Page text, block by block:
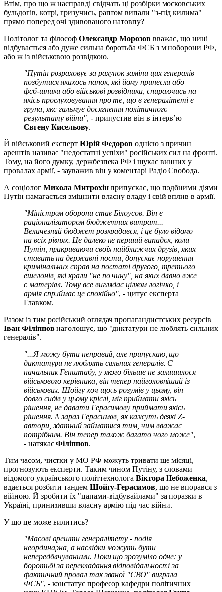
Втім, про що ж насправді свідчать ці розбірки московських
бульдогів, котрі, гризучись, раптом випали "з-під килима"
прямо поперед очі здивованого натовпу?
Політолог та філософ Олександр Морозов вважає, що нині
відбувається або дуже сильна боротьба ФСБ з міноборони РФ,
або ж із військовою розвідкою.
"Путін розраховує за рахунок заміни цих генералів
позбутися якихось папок, які йому принесли або
фсб-шники або військові розвідники, спираючись на
якісь прослуховування про те, що в генералітеті є
група, яка гальмує досягнення політичного
результату війни", - припустив він в інтерв’ю
Євгену Кисельову.
Й військовий експерт Юрій Федоров однією з причин
арештів називає "недостатні успіхи" російських сил на фронті.
Тому, на його думку, держбезпека РФ і шукає винних у
провалах армії, - зауважив він у коментарі Радіо Свобода.
А соціолог Микола Митрохін припускає, що подбними діями
Путін намагається зміцнити власну владу і свій вплив в армії.
"Міністром оборони став Білоусов. Він є
раціоналізатором бюджетних витрат...
Величезний бюджет розкрадався, і це було відомо
на всіх рівнях. Це далеко не перший випадок, коли
Путін, прикриваючи своїх найближчих друзів, яких
ставить на державні пости, допускає порушення
кримінальних справ на постаті другого, третього
ешелонів, які крали "не по чину", на яких давно вже
є матеріал. Тому все виглядає цілком логічно, і
армія сприймає це спокійно", - цитує експерта
Главком.
Разом із тим російський оглядач пропагандистських ресурсів
Іван Філіппов наголошує, що "диктатури не люблять сильних
генералів".
"...Я можу бути неправий, але припускаю, що
диктатури не люблять сильних генералів. Є
начальник Генштабу, у якого більше не залишилося
військового керівника, він тепер найголовніший із
військових. Шойгу хоч щось розумів у цьому, він
довго сидів у цьому кріслі, міг приймати якісь
рішення, не давати Герасимову приймати якісь
рішення. А зараз Герасимов, як кажуть деякі Z-
автори, здатний займатися тим, чим вважає
потрібним. Він тепер також багато чого може",
- натякає Філіппов.
Тим часом, чистки у МО РФ можуть тривати ще місяці,
прогнозують експерти. Таким чином Путіну, з словами
відомого українського політтехнолога Віктора Небоженка,
вдається розбити тандем Шойгу-Герасимов, що не впорався з
війною. Й зробити їх "цапами-відбувайлами" за поразки в
Україні, принизивши власну армію під час війни.
У що це може вилитись?
"Масові арешти генералітету - подія
неординарна, а наслідки можуть бути
непередбачуваними. Поки що зрозуміло одне: у
боротьбі за перекладання відповідальності за
фактичний провал так званої "СВО" виграла
ФСБ", - констатує професор кафедри політичних